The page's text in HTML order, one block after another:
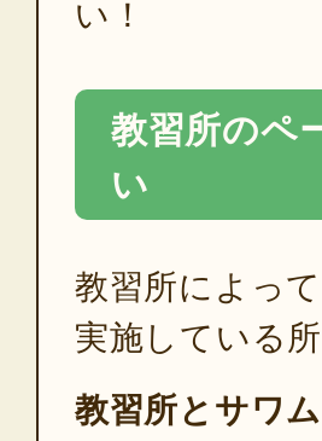
い！
教習所のペ
い
教習所によっ
実施している
教習所とサワ